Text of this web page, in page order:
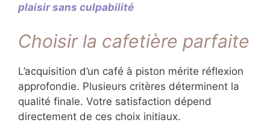
plaisir sans culpabilité
Choisir la cafetière parfaite
L’acquisition d’un café à piston mérite réflexion
approfondie. Plusieurs critères déterminent la
qualité finale. Votre satisfaction dépend
directement de ces choix initiaux.